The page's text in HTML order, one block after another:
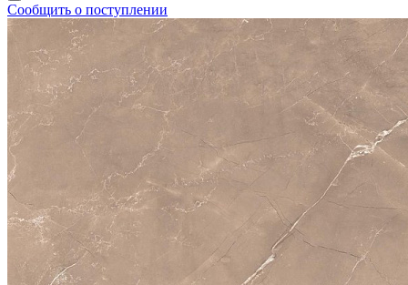
Сообщить о поступлении